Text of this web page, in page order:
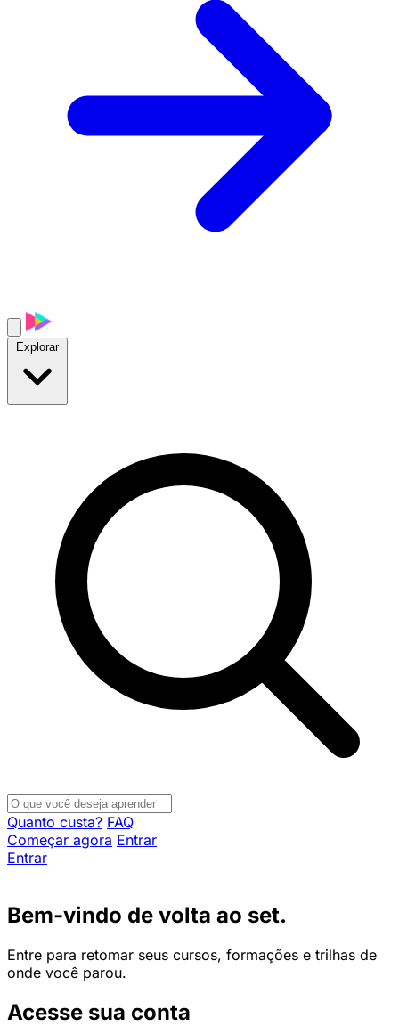
Explorar
Quanto custa? FAQ
Começar agora Entrar
Entrar
Bem-vindo de volta ao set.
Entre para retomar seus cursos, formações e trilhas de
onde você parou.
Acesse sua conta